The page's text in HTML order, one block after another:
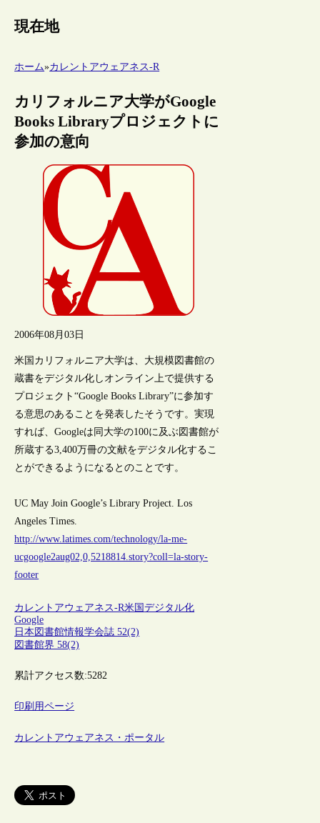
現在地
ホーム»カレントアウェアネス-R
カリフォルニア大学がGoogle
Books Libraryプロジェクトに
参加の意向
2006年08月03日
米国カリフォルニア大学は、大規模図書館の
蔵書をデジタル化しオンライン上で提供する
プロジェクト“Google Books Library”に参加す
る意思のあることを発表したそうです。実現
すれば、Googleは同大学の100に及ぶ図書館が
所蔵する3,400万冊の文献をデジタル化するこ
とができるようになるとのことです。
UC May Join Google’s Library Project. Los
Angeles Times.
http://www.latimes.com/technology/la-me-
ucgoogle2aug02,0,5218814.story?coll=la-story-
footer
カレントアウェアネス-R米国デジタル化
Google
日本図書館情報学会誌 52(2)
図書館界 58(2)
累計アクセス数:5282
印刷用ページ
カレントアウェアネス・ポータル